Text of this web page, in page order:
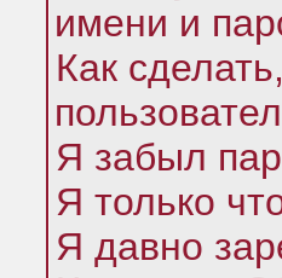
имени и
Как
Я забыл
Я только
Я давно